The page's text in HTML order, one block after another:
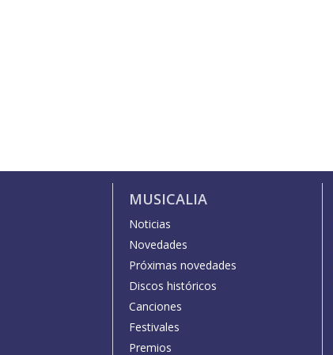
MUSICALIA
Noticias
Novedades
Próximas novedades
Discos históricos
Canciones
Festivales
Premios